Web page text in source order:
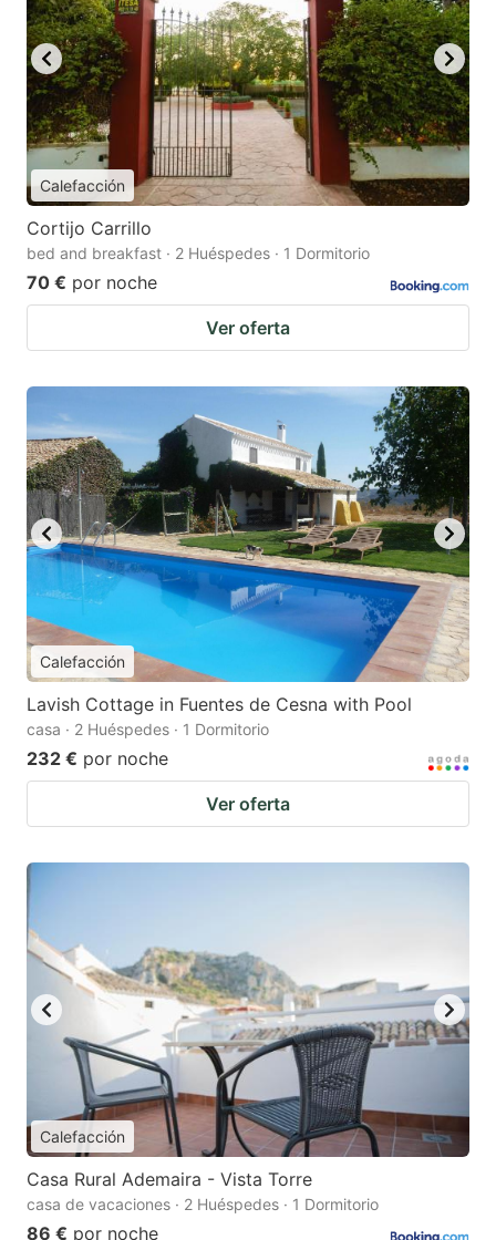
Calefacción
Cortijo Carrillo
bed and breakfast · 2 Huéspedes · 1 Dormitorio
70 € por noche
Ver oferta
Calefacción
Lavish Cottage in Fuentes de Cesna with Pool
casa · 2 Huéspedes · 1 Dormitorio
232 € por noche
Ver oferta
Calefacción
Casa Rural Ademaira - Vista Torre
casa de vacaciones · 2 Huéspedes · 1 Dormitorio
86 € por noche